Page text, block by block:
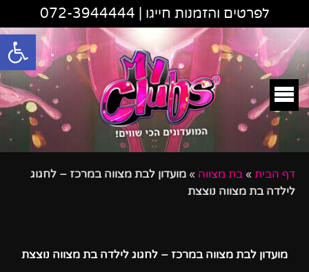
פתח
לפרטים והזמנות חייגו | 072-3944444
דף הבית » בת מצווה » מועדון לבת מצווה במרכז – לחגוג
לילדה בת מצווה נוצצת
מועדון לבת מצווה במרכז – לחגוג לילדה בת מצווה נוצצת